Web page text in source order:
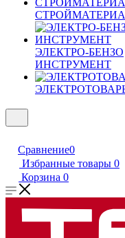
ЭЛЕКТРО-БЕНЗО
ИНСТРУМЕНТ
Сравнение0
Избранные товары 0
Корзина 0